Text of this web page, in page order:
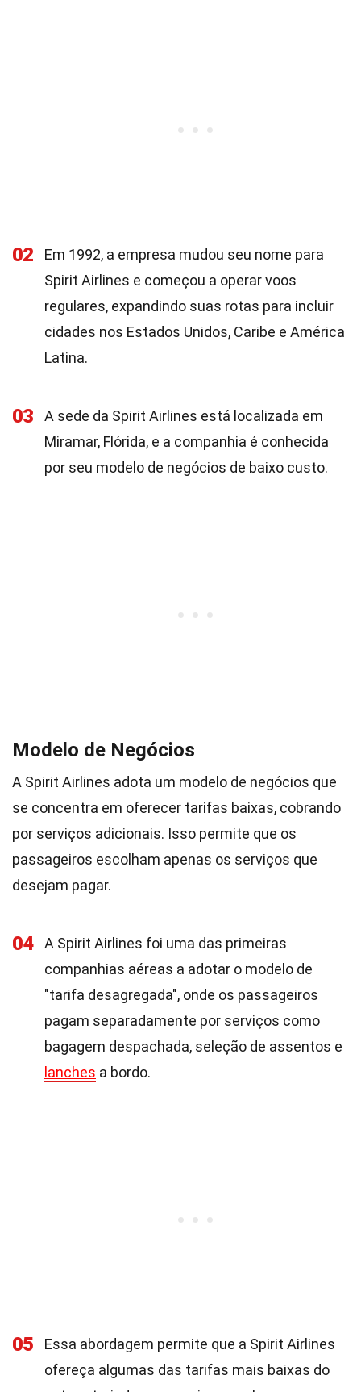
02
Em 1992, a empresa mudou seu nome para
Spirit Airlines e começou a operar voos
regulares, expandindo suas rotas para incluir
cidades nos Estados Unidos, Caribe e América
Latina.
03
A sede da Spirit Airlines está localizada em
Miramar, Flórida, e a companhia é conhecida
por seu modelo de negócios de baixo custo.
Modelo de Negócios
A Spirit Airlines adota um modelo de negócios que
se concentra em oferecer tarifas baixas, cobrando
por serviços adicionais. Isso permite que os
passageiros escolham apenas os serviços que
desejam pagar.
04
A Spirit Airlines foi uma das primeiras
companhias aéreas a adotar o modelo de
"tarifa desagregada", onde os passageiros
pagam separadamente por serviços como
bagagem despachada, seleção de assentos e
lanches a bordo.
05
Essa abordagem permite que a Spirit Airlines
ofereça algumas das tarifas mais baixas do